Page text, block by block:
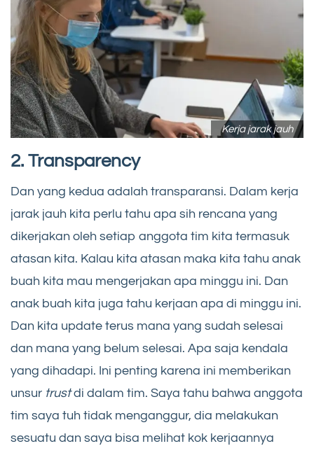
Kerja jarak jauh
2. Transparency
Dan yang kedua adalah transparansi. Dalam kerja
jarak jauh kita perlu tahu apa sih rencana yang
dikerjakan oleh setiap anggota tim kita termasuk
atasan kita. Kalau kita atasan maka kita tahu anak
buah kita mau mengerjakan apa minggu ini. Dan
anak buah kita juga tahu kerjaan apa di minggu ini.
Dan kita update terus mana yang sudah selesai
dan mana yang belum selesai. Apa saja kendala
yang dihadapi. Ini penting karena ini memberikan
unsur trustdi dalam tim. Saya tahu bahwa anggota
tim saya tuh tidak menganggur, dia melakukan
sesuatu dan saya bisa melihat kok kerjaannya